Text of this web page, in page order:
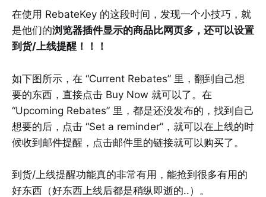
在使用 RebateKey 的这段时间，发现一个小技巧，就
是他们的浏览器插件显示的商品比网页多，还可以设置
到货/上线提醒！！！
如下图所示，在 “Current Rebates” 里，翻到自己想
要的东西，直接点击 Buy Now 就可以了。在
“Upcoming Rebates” 里，都是还没发布的，找到自己
想要的后，点击 “Set a reminder”，就可以在上线的时
候收到邮件提醒，点击邮件里的链接就可以购买了。
到货/上线提醒功能真的非常有用，能抢到很多有用的
好东西（好东西上线后都是稍纵即逝的..）。